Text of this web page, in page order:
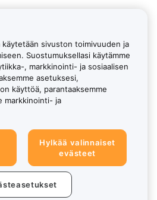
sivuston toimivuuden ja
Suostumuksellasi käytämme
, markkinointi- ja sosiaalisen
asetuksesi,
käyttöä, parantaaksemme
markkinointi- ja
Hylkää valinnaiset
evästeet